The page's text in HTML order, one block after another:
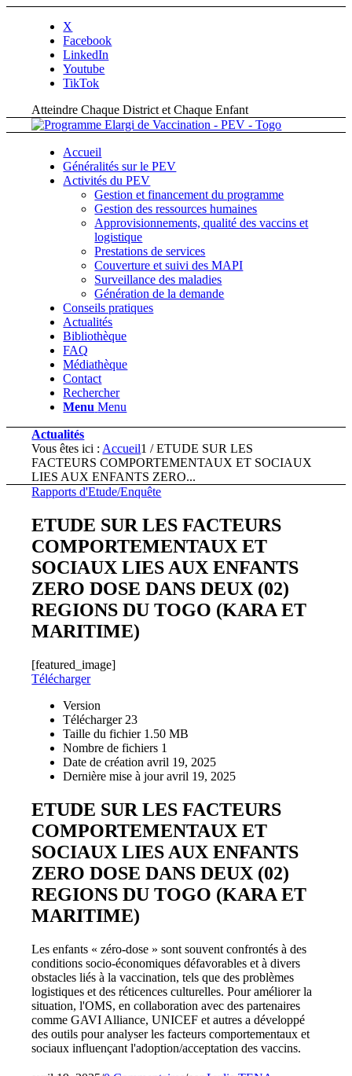
X
Facebook
LinkedIn
Youtube
TikTok
Atteindre Chaque District et Chaque Enfant
Accueil
Généralités sur le PEV
Activités du PEV
Gestion et financement du programme
Gestion des ressources humaines
Approvisionnements, qualité des vaccins et
logistique
Prestations de services
Couverture et suivi des MAPI
Surveillance des maladies
Génération de la demande
Conseils pratiques
Actualités
Bibliothèque
FAQ
Médiathèque
Contact
Rechercher
Menu Menu
Actualités
Vous êtes ici : Accueil1 / ETUDE SUR LES
FACTEURS COMPORTEMENTAUX ET SOCIAUX
LIES AUX ENFANTS ZERO...
Rapports d'Etude/Enquête
ETUDE SUR LES FACTEURS
COMPORTEMENTAUX ET
SOCIAUX LIES AUX ENFANTS
ZERO DOSE DANS DEUX (02)
REGIONS DU TOGO (KARA ET
MARITIME)
[featured_image]
Télécharger
Version
Télécharger 23
Taille du fichier 1.50 MB
Nombre de fichiers 1
Date de créationavril 19, 2025
Dernière mise à jouravril 19, 2025
ETUDE SUR LES FACTEURS
COMPORTEMENTAUX ET
SOCIAUX LIES AUX ENFANTS
ZERO DOSE DANS DEUX (02)
REGIONS DU TOGO (KARA ET
MARITIME)
Les enfants « zéro-dose » sont souvent confrontés à des
conditions socio-économiques défavorables et à divers
obstacles liés à la vaccination, tels que des problèmes
logistiques et des réticences culturelles. Pour améliorer la
situation, l'OMS, en collaboration avec des partenaires
comme GAVI Alliance, UNICEF et autres a développé
des outils pour analyser les facteurs comportementaux et
sociaux influençant l'adoption/acceptation des vaccins.